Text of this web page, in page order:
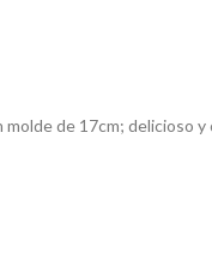
de 17cm; delicioso y